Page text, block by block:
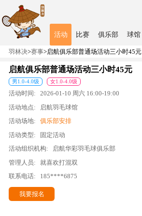
活动 比赛 俱乐部 球馆
羽林决>赛事>启航俱乐部普通场活动三小时45元
启航俱乐部普通场活动三小时45元
男1.0-4.0级 女1.0-4.0级
活动时间: 2026-01-10 周六 16:00-19:00
活动地点:
启航羽毛球馆
活动场地:
俱乐部安排
活动类型:
固定活动
活动组织机构:
启航华彩羽毛球俱乐部
管理人员:
就喜欢打混双
联系电话:
185****6875
我要报名